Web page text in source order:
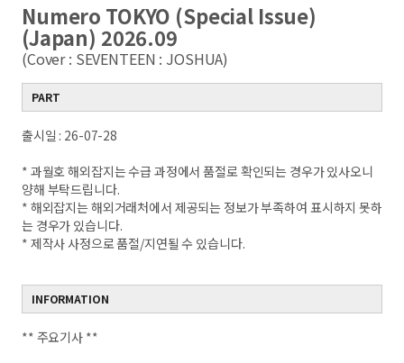
Numero TOKYO (Special Issue)
(Japan) 2026.09
(Cover : SEVENTEEN : JOSHUA)
PART
출시일 : 26-07-28
* 과월호 해외잡지는 수급 과정에서 품절로 확인되는 경우가 있사오니
양해 부탁드립니다.
* 해외잡지는 해외거래처에서 제공되는 정보가 부족하여 표시하지 못하
는 경우가 있습니다.
* 제작사 사정으로 품절/지연될 수 있습니다.
INFORMATION
** 주요기사 **